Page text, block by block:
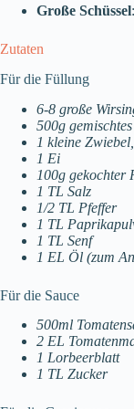
Große Schüssel
Zutaten
Für die Füllung
6-8 große
500g
1 kleine
1 Ei
100g gekochter
1 TL Salz
1/2 TL Pfeffer
1 TL
1 TL Senf
1 EL Öl (zum
Für die Sauce
500ml
2 EL
1 Lorbeerblatt
1 TL Zucker